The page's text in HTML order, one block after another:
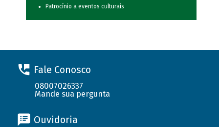
Patrocínio a eventos culturais
Fale Conosco
08007026337
Mande sua pergunta
Ouvidoria